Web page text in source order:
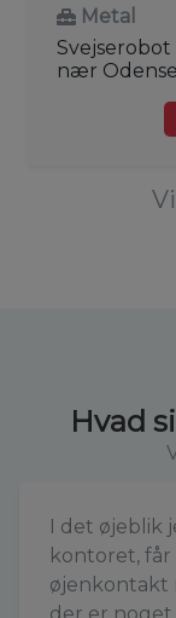
Metal
nær
Hvad
I det øjeblik
kontoret, får
øjenkontakt